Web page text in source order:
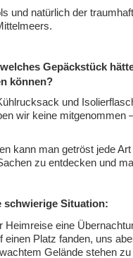
und natürlich der
Gepäckstück
können?
und
wir keine mitgenommen
kann man getröst jede
zu entdecken und
schwierige Situation:
Heimreise eine
einen Platz fanden, uns
Gelände stehen